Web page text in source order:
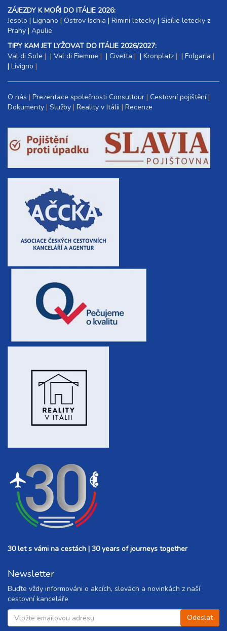
ZÁJEZDY K MOŘI DO ITÁLIE 2026:
Jesolo | Lignano | Ostrov Ischia | Rimini letecky | Sicílie letecky z
Prahy | Apulie
TIPY KAM JET LYŽOVAT DO ITÁLIE 2026/2027:
Val di Sole
| Val di Fiemme | Civetta | Kronplatz | Folgaria
| Livigno
O nás Prezentace společnosti Consultour Cestovní pojištění
Dokumenty Služby Reality v Itálii Recenze
30 let s vámi na cestách | 30 years of journeys together
Newsletter
Buďte vždy informováni o akcích, slevách a novinkách z naší
cestovní kanceláře